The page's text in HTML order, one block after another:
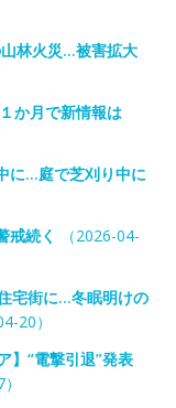
林火災…被害拡大
か月で新情報は
に…庭で芝刈り中に
続く
（2026-04-
宅街に…冬眠明けの
20）
】“電撃引退”発表